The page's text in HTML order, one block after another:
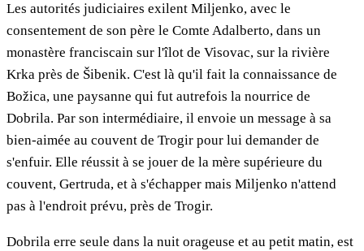
Les autorités judiciaires exilent Miljenko, avec le
consentement de son père le Comte Adalberto, dans un
monastère franciscain sur l'îlot de Visovac, sur la rivière
Krka près de Šibenik. C'est là qu'il fait la connaissance de
Božica, une paysanne qui fut autrefois la nourrice de
Dobrila. Par son intermédiaire, il envoie un message à sa
bien-aimée au couvent de Trogir pour lui demander de
s'enfuir. Elle réussit à se jouer de la mère supérieure du
couvent, Gertruda, et à s'échapper mais Miljenko n'attend
pas à l'endroit prévu, près de Trogir.
Dobrila erre seule dans la nuit orageuse et au petit matin, est